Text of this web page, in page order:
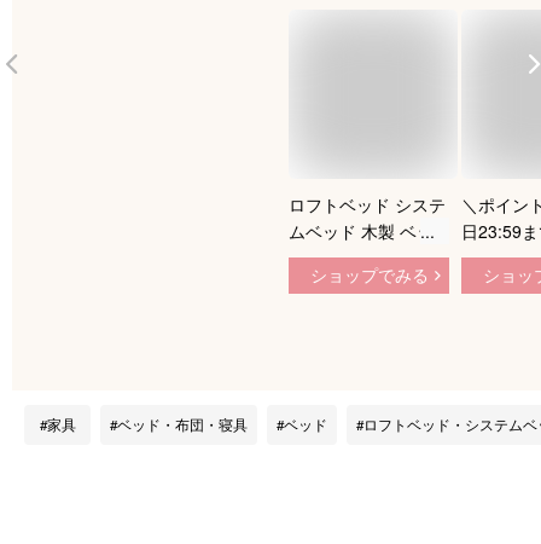
ロフトベッド システ
ムベッド 木製 ベッ
ド シングル 収納 宮
棚 コンセント付き
子供 寮 社宅 エデル
ショップでみる
＼ポイン
日23:59
RAUM(ラ
きロフト
ベッド
ショッ
家具 ベッド・布団・寝具 ベッド ロフトベッド・システムベ